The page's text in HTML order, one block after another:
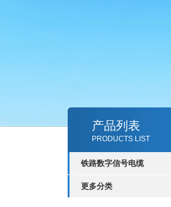
产品列表
PRODUCTS LIST
铁路数字信号电缆
更多分类